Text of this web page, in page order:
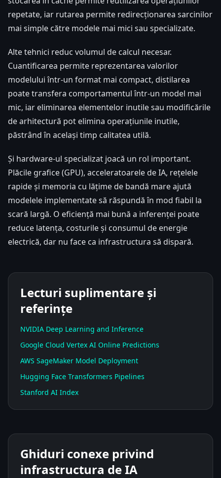
repetate, iar rutarea permite redirecționarea sarcinilor
mai simple către modele mai mici sau specializate.
Alte tehnici reduc volumul de calcul necesar.
Cuantificarea permite reprezentarea valorilor
modelului într-un format mai compact, distilarea
poate transfera comportamentul într-un model mai
mic, iar eliminarea elementelor inutile sau modificările
de arhitectură pot elimina operațiunile inutile,
păstrând în același timp calitatea utilă.
Și hardware-ul specializat joacă un rol important.
Plăcile grafice (GPU), acceleratoarele de IA, rețelele
rapide și memoria cu lățime de bandă mare ajută
modelele implementate să răspundă în mod fiabil la
scară largă. O eficiență mai bună a inferenței poate
reduce latența, costurile și consumul de energie
electrică, dar nu face ca infrastructura să dispară.
Lecturi suplimentare și
referințe
NVIDIA Deep Learning and Inference
Google Cloud Vertex AI Online Predictions
AWS SageMaker Model Deployment
Hugging Face Transformers Pipelines
Stanford AI Index
Ghiduri conexe privind
infrastructura de IA